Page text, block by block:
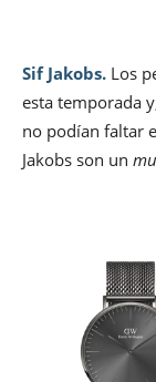
Sif Jakobs. Los
esta temporada
no podían faltar
Jakobs son un